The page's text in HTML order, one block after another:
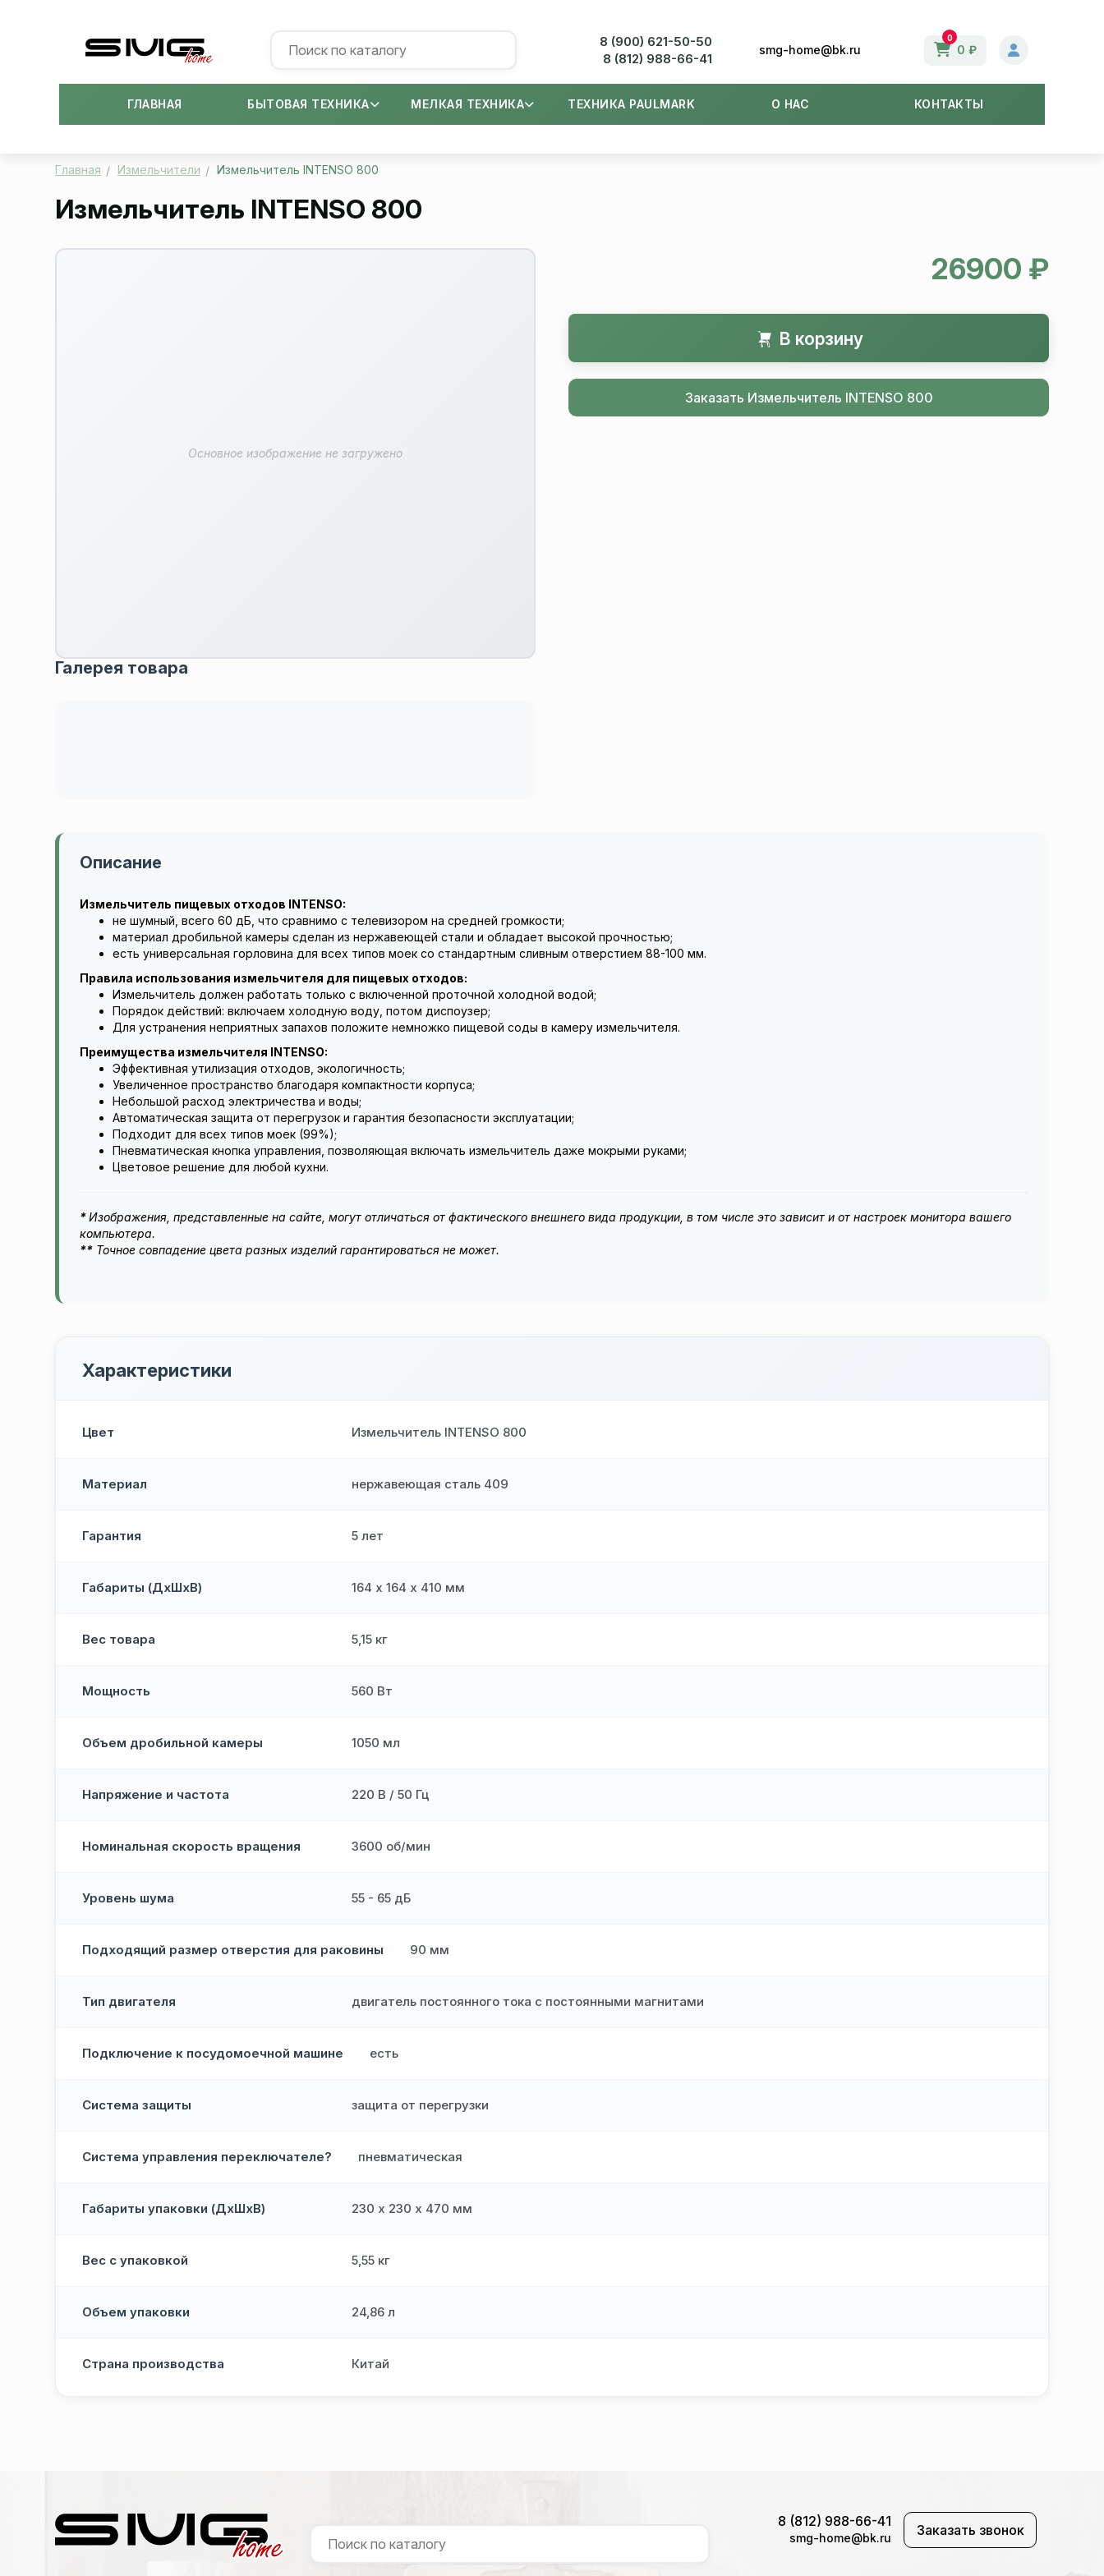
8 (900) 621-50-50
8 (812) 988-66-41
smg-home@bk.ru
0
0 ₽
ГЛАВНАЯ БЫТОВАЯ ТЕХНИКА МЕЛКАЯ ТЕХНИКА ТЕХНИКА PAULMARK О НАС КОНТАКТЫ
Главная Измельчители Измельчитель INTENSO 800
Измельчитель INTENSO 800
Основное изображение не загружено
Галерея товара
26900 ₽
В корзину
Заказать Измельчитель INTENSO 800
Описание
Измельчитель пищевых отходов INTENSO:
не шумный, всего 60 дБ, что сравнимо с телевизором на средней громкости;
материал дробильной камеры сделан из нержавеющей стали и обладает высокой прочностью;
есть универсальная горловина для всех типов моек со стандартным сливным отверстием 88-100 мм.
Правила использования измельчителя для пищевых отходов:
Измельчитель должен работать только с включенной проточной холодной водой;
Порядок действий: включаем холодную воду, потом диспоузер;
Для устранения неприятных запахов положите немножко пищевой соды в камеру измельчителя.
Преимущества измельчителя INTENSO:
Эффективная утилизация отходов, экологичность;
Увеличенное пространство благодаря компактности корпуса;
Небольшой расход электричества и воды;
Автоматическая защита от перегрузок и гарантия безопасности эксплуатации;
Подходит для всех типов моек (99%);
Пневматическая кнопка управления, позволяющая включать измельчитель даже мокрыми руками;
Цветовое решение для любой кухни.
*Изображения, представленные на сайте, могут отличаться от фактического внешнего вида продукции, в том числе это зависит и от настроек монитора вашего
компьютера.
** Точное совпадение цвета разных изделий гарантироваться не может.
Характеристики
Цвет Измельчитель INTENSO 800
Материал нержавеющая сталь 409
Гарантия 5 лет
Габариты (ДхШхВ) 164 х 164 х 410 мм
Вес товара 5,15 кг
Мощность 560 Вт
Объем дробильной камеры 1050 мл
Напряжение и частота 220 В / 50 Гц
Номинальная скорость вращения 3600 об/мин
Уровень шума 55 - 65 дБ
Подходящий размер отверстия для раковины 90 мм
Тип двигателя двигатель постоянного тока с постоянными магнитами
Подключение к посудомоечной машине есть
Система защиты защита от перегрузки
Система управления переключателе? пневматическая
Габариты упаковки (ДхШхВ) 230 х 230 х 470 мм
Вес с упаковкой 5,55 кг
Объем упаковки 24,86 л
Страна производства Китай
8 (812) 988-66-41
smg-home@bk.ru Заказать звонок